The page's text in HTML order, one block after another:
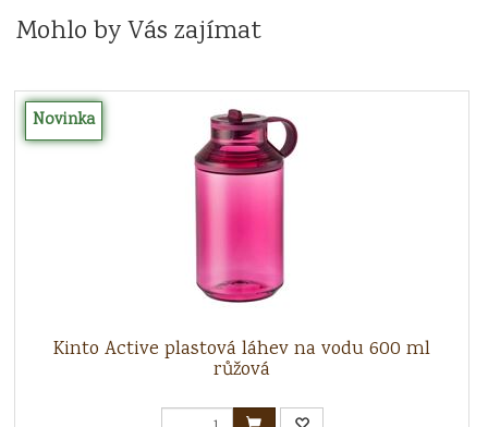
Mohlo by Vás zajímat
Novinka
Kinto Active plastová láhev na vodu 600 ml
růžová